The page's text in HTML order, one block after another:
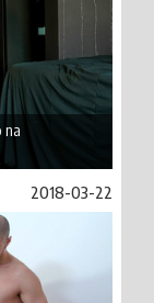
na
2018-03-22